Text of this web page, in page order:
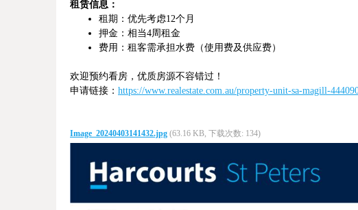
租赁信息：
租期：优先考虑12个月
押金：相当4周租金
费用：租客需承担水费（使用费及供应费）
欢迎预约看房，优质房源不容错过！
申请链接： https://www.realestate.com.au/property-unit-sa-magill-
Image_20240403141432.jpg (63.16 KB, 下载次数: 134)